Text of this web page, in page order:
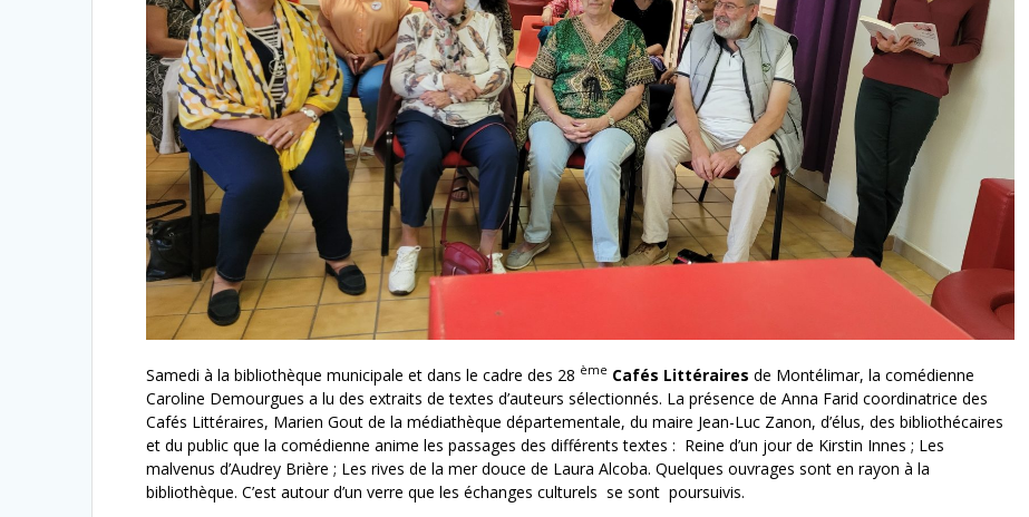
Samedi à la bibliothèque municipale et dans le cadre des 28 ème Cafés Littéraires de Montélimar, la comédienne
Caroline Demourgues a lu des extraits de textes d’auteurs sélectionnés. La présence de Anna Farid coordinatrice des
Cafés Littéraires, Marien Gout de la médiathèque départementale, du maire Jean-Luc Zanon, d’élus, des bibliothécaires
et du public que la comédienne anime les passages des différents textes : Reine d’un jour de Kirstin Innes ; Les
malvenus d’Audrey Brière ; Les rives de la mer douce de Laura Alcoba. Quelques ouvrages sont en rayon à la
bibliothèque. C’est autour d’un verre que les échanges culturels se sont poursuivis.